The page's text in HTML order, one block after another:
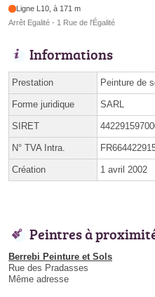
Ligne L10, à 171 m
Arrêt Egalité - 1 Rue de l'Égalité
Informations
Prestation Peinture de
Forme juridique SARL
SIRET
N° TVA Intra.
Création 1 avril 2002
Peintres à
Berrebi Peinture et Sols
Rue des Pradasses
Même adresse